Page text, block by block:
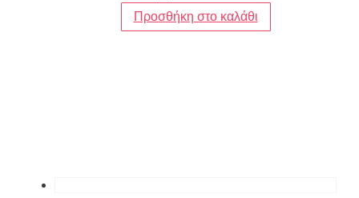
Προσθήκη στο καλάθι